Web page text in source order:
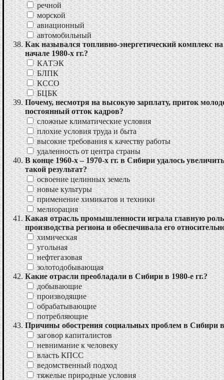
речной
морской
авиационный
автомобильный
Как назывался топливно-энергетический комплекс
начале 1980-х гг.?
КАТЭК
БЛПК
КССО
БЦБК
Почему, несмотря на высокую зарплату, приток
постоянный отток кадров?
сложные климатические условия
плохие условия труда и быта
высокие требования к качеству работы
удаленность от центра страны
В конце 1960-х – 1970-х гг. в Сибири удалось
такой результат?
освоение целинных земель
новые культуры
применение химикатов и техники
мелиорация
Какая отрасль промышленности играла главную
производства региона и обеспечивала его
химическая
угольная
нефтегазовая
золотодобывающая
Какие отрасли преобладали в Сибири в 1980-е гг.?
добывающие
производящие
обрабатывающие
потребляющие
Причины обострения социальных проблем в Сибири в
заговор капиталистов
невнимание к человеку
власть КПСС
ведомственный подход
тяжелые природные условия